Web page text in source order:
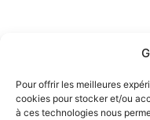
Pour offrir les meilleures
cookies pour stocker et/ou
à ces technologies nous